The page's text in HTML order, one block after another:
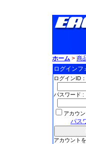
ホーム > 商
ログインフ
ログインID：
パスワード :
アカウ
パス
アカウント